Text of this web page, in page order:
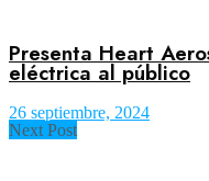
Presenta Heart
eléctrica al público
26 septiembre, 2024
Next Post